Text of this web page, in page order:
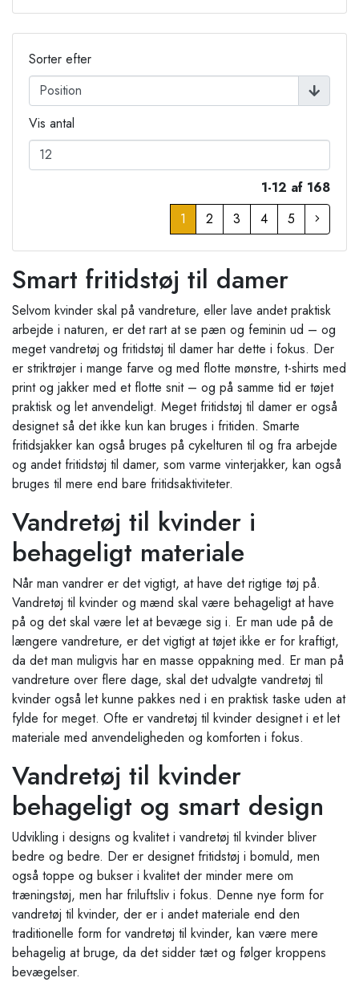
Sorter efter
Vis antal
1-12 af 168
1
2 3 4 5
Smart fritidstøj til damer
Selvom kvinder skal på vandreture, eller lave andet praktisk
arbejde i naturen, er det rart at se pæn og feminin ud – og
meget vandretøj og fritidstøj til damer har dette i fokus. Der
er striktrøjer i mange farve og med flotte mønstre, t-shirts med
print og jakker med et flotte snit – og på samme tid er tøjet
praktisk og let anvendeligt. Meget fritidstøj til damer er også
designet så det ikke kun kan bruges i fritiden. Smarte
fritidsjakker kan også bruges på cykelturen til og fra arbejde
og andet fritidstøj til damer, som varme vinterjakker, kan også
bruges til mere end bare fritidsaktiviteter.
Vandretøj til kvinder i
behageligt materiale
Når man vandrer er det vigtigt, at have det rigtige tøj på.
Vandretøj til kvinder og mænd skal være behageligt at have
på og det skal være let at bevæge sig i. Er man ude på de
længere vandreture, er det vigtigt at tøjet ikke er for kraftigt,
da det man muligvis har en masse oppakning med. Er man på
vandreture over flere dage, skal det udvalgte vandretøj til
kvinder også let kunne pakkes ned i en praktisk taske uden at
fylde for meget. Ofte er vandretøj til kvinder designet i et let
materiale med anvendeligheden og komforten i fokus.
Vandretøj til kvinder
behageligt og smart design
Udvikling i designs og kvalitet i vandretøj til kvinder bliver
bedre og bedre. Der er designet fritidstøj i bomuld, men
også toppe og bukser i kvalitet der minder mere om
træningstøj, men har friluftsliv i fokus. Denne nye form for
vandretøj til kvinder, der er i andet materiale end den
traditionelle form for vandretøj til kvinder, kan være mere
behagelig at bruge, da det sidder tæt og følger kroppens
bevægelser.